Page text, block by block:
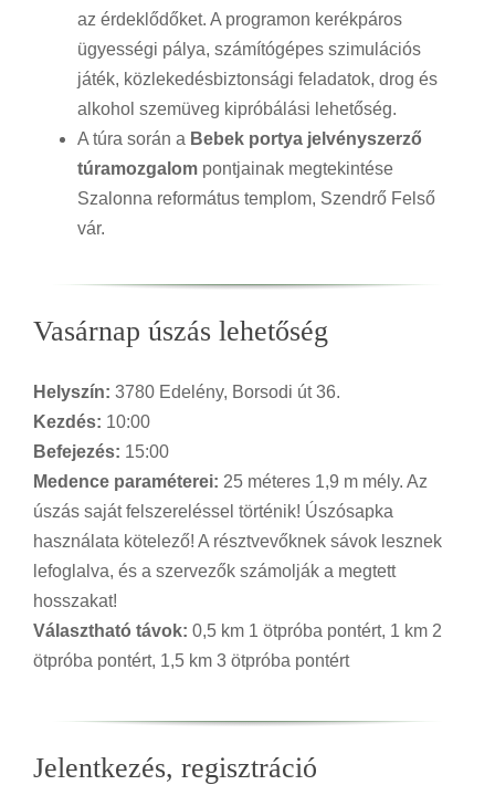
az érdeklődőket. A programon kerékpáros
ügyességi pálya, számítógépes szimulációs
játék, közlekedésbiztonsági feladatok, drog és
alkohol szemüveg kipróbálási lehetőség.
A túra során a Bebek portya jelvényszerző
túramozgalom pontjainak megtekintése
Szalonna református templom, Szendrő Felső
vár.
Vasárnap úszás lehetőség
Helyszín: 3780 Edelény, Borsodi út 36.
Kezdés: 10:00
Befejezés: 15:00
Medence paraméterei: 25 méteres 1,9 m mély. Az
úszás saját felszereléssel történik! Úszósapka
használata kötelező! A résztvevőknek sávok lesznek
lefoglalva, és a szervezők számolják a megtett
hosszakat!
Választható távok: 0,5 km 1 ötpróba pontért, 1 km 2
ötpróba pontért, 1,5 km 3 ötpróba pontért
Jelentkezés, regisztráció